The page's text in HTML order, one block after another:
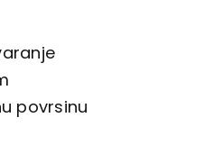
povrsinu